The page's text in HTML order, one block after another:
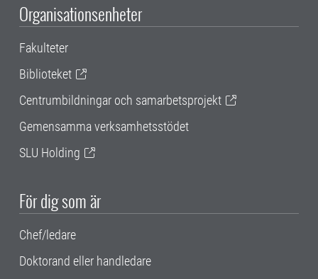
Organisationsenheter
Fakulteter
Biblioteket
Centrumbildningar och samarbetsprojekt
Gemensamma verksamhetsstödet
SLU Holding
För dig som är
Chef/ledare
Doktorand eller handledare